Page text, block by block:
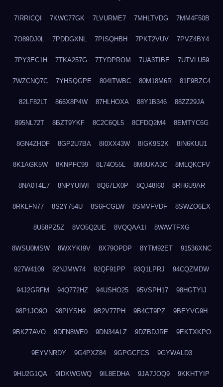
7IRRICQI 7KWC77GK 7LVURME7 7MHLTVDG 7MM4F50B
7O89DJ0L 7PDDGXNL 7PISQHBH 7PKT2VUV 7PVZ4BY4
7PY3EC1H 7TKA257G 7TYDPROM 7UA3TIBE 7UTVLU59
7WZCNQ7C 7YHSQGPE 804ITWBC 80M18M6R 81F9BZC4
82LF82LT 866X8P4W 87HLHOXA 88Y1B346 88ZZ29JA
895NL72T 8BZT9YKF 8C2C6QL5 8CFDQ2M4 8EMTYC6G
8GN4ZHDF 8GP2U7BA 8I0XX43W 8IGK9S2K 8IN6KUU1
8K1AGK5W 8KNPFC99 8L74O55L 8M8UKA3C 8MLQKCFV
8NA0T4E7 8NPYUIWI 8Q67LX0P 8QJ48I60 8RH6U9AR
8RKLFN77 8S2Y754U 8S6FCGLW 8SMVFVDF 8SWZO6EX
8U58PZ5Z 8VO5Q2UE 8VQQAA1I 8WAVTFXG
8WSU0MSW 8WXYKI9V 8X79OPDP 8YTM92ET 91536XNC
927W4109 92NJMW74 92QF91PP 93Q1LPRJ 94CQZMDW
94J2GRFM 94Q772HZ 94USHO25 95VSPH17 98HGTYIJ
98P1JO9O 98PIYSH9 9B2V77PH 9B4CT9PZ 9BEYVG9H
9BKZ7AVO 9DFN8WE0 9DN34ALZ 9DZBDJRE 9EKTXKPO
9EYVNRDY 9G4PXZ84 9GPGCFCS 9GYWALD3
9HU2G1QA 9IDKWGWQ 9IL8EDHA 9JA7JOQ9 9KKHTYIP